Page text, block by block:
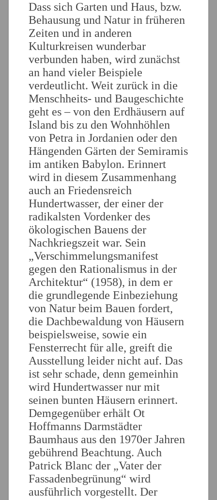
Dass sich Garten und Haus, bzw.
Behausung und Natur in früheren
Zeiten und in anderen
Kulturkreisen wunderbar
verbunden haben, wird zunächst
an hand vieler Beispiele
verdeutlicht. Weit zurück in die
Menschheits- und Baugeschichte
geht es – von den Erdhäusern auf
Island bis zu den Wohnhöhlen
von Petra in Jordanien oder den
Hängenden Gärten der Semiramis
im antiken Babylon. Erinnert
wird in diesem Zusammenhang
auch an Friedensreich
Hundertwasser, der einer der
radikalsten Vordenker des
ökologischen Bauens der
Nachkriegszeit war. Sein
„Verschimmelungsmanifest
gegen den Rationalismus in der
Architektur“ (1958), in dem er
die grundlegende Einbeziehung
von Natur beim Bauen fordert,
die Dachbewaldung von Häusern
beispielsweise, sowie ein
Fensterrecht für alle, greift die
Ausstellung leider nicht auf. Das
ist sehr schade, denn gemeinhin
wird Hundertwasser nur mit
seinen bunten Häusern erinnert.
Demgegenüber erhält Ot
Hoffmanns Darmstädter
Baumhaus aus den 1970er Jahren
gebührend Beachtung. Auch
Patrick Blanc der „Vater der
Fassadenbegrünung“ wird
ausführlich vorgestellt. Der